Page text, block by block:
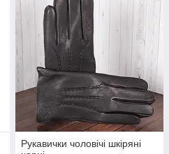
Рукавички чоловічі шкіряні